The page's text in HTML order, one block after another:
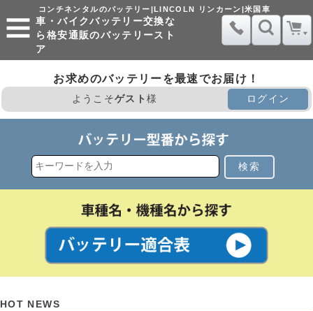
コンチネンタルのバッテリー|LINCOLN リンカーン|米国車
車・バイクバッテリー交換な
ら格安通販のバッテリースト
ア
お求めのバッテリーを最速でお届け！
ようこそゲスト様 ログイン
検索
HOT NEWS